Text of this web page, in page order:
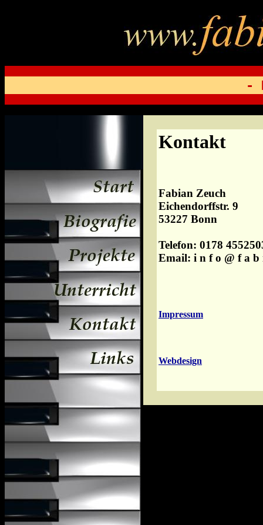
-
Kontakt
Fabian Zeuch
Eichendorffstr. 9
53227 Bonn
Telefon: 0178
Email: i n f o @ f a b
Impressum
Webdesign